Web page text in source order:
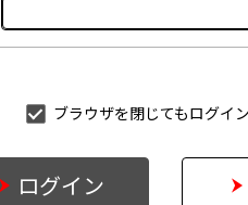
ブラウザを閉じてもログイ
ログイン